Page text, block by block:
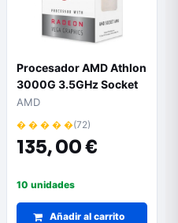
Procesador AMD Athlon
3000G 3.5GHz Socket
AM4/ Pack de 12
AMD
� � � � �(72)
135,00 €
10 unidades
Añadir al carrito